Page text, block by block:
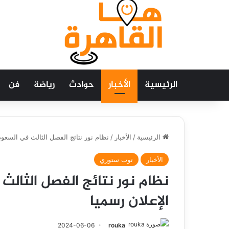
الرئيسية الأخبار حوادث رياضة فن
الرئيسية / الأخبار / نظام نور نتائج الفصل الثالث في
الأخبار توب ستوري
نظام نور نتائج الفصل
الإعلان رسميا
rouka
2024-06-06